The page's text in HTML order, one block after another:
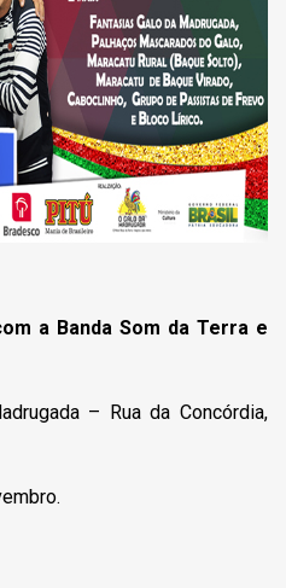
a Banda Som da Terra e
– Rua da Concórdia,